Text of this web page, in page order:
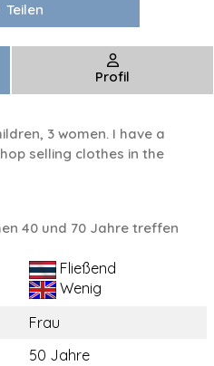
Teilen
Profil
3 women. I have a
selling clothes in the
40 und 70 Jahre treffen
Fließend
Wenig
Frau
50 Jahre